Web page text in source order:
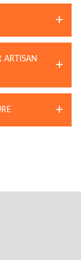
ARTISAN